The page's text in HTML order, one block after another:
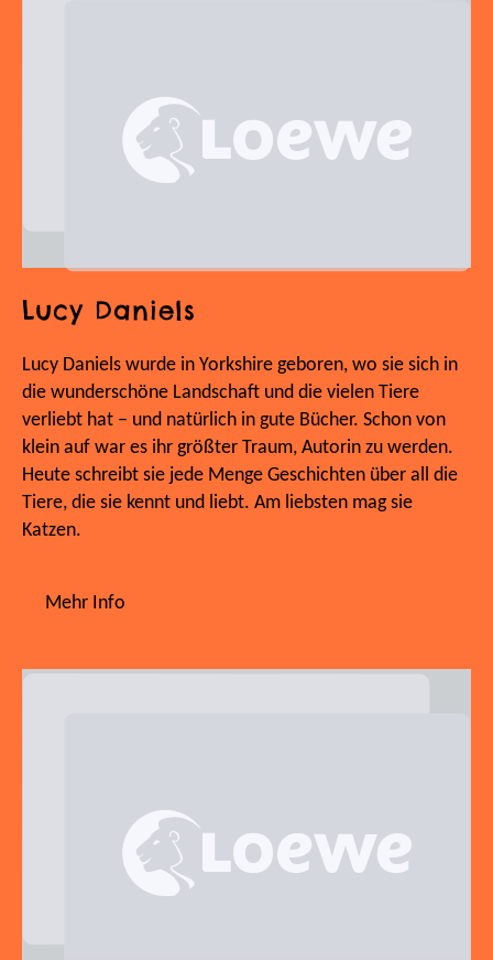
Lucy Daniels
Lucy Daniels wurde in Yorkshire geboren, wo sie sich in
die wunderschöne Landschaft und die vielen Tiere
verliebt hat – und natürlich in gute Bücher. Schon von
klein auf war es ihr größter Traum, Autorin zu werden.
Heute schreibt sie jede Menge Geschichten über all die
Tiere, die sie kennt und liebt. Am liebsten mag sie
Katzen.
Mehr Info